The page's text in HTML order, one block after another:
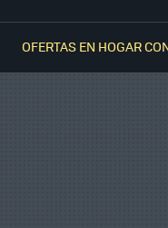
OFERTAS EN HOGAR